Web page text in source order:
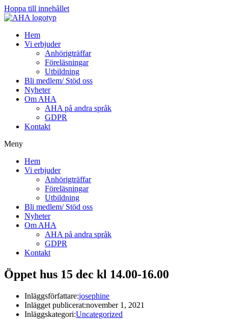
Hoppa till innehållet
Hem
Vi erbjuder
Anhörigträffar
Föreläsningar
Utbildning
Bli medlem/ Stöd oss
Nyheter
Om AHA
AHA på andra språk
GDPR
Kontakt
Meny
Hem
Vi erbjuder
Anhörigträffar
Föreläsningar
Utbildning
Bli medlem/ Stöd oss
Nyheter
Om AHA
AHA på andra språk
GDPR
Kontakt
Öppet hus 15 dec kl 14.00-16.00
Inläggsförfattare:josephine
Inlägget publicerat:november 1, 2021
Inläggskategori:Uncategorized